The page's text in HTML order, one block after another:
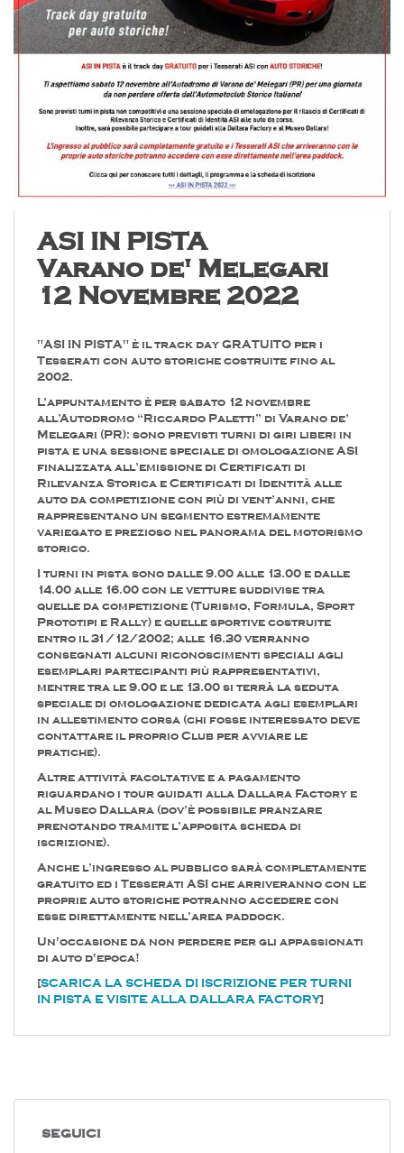
ASI IN PISTA
Varano de' Melegari
12 Novembre 2022
"ASI IN PISTA" è il track day GRATUITO per i
Tesserati con auto storiche costruite fino al
2002.
L’appuntamento è per sabato 12 novembre
all’Autodromo “Riccardo Paletti” di Varano de’
Melegari (PR): sono previsti turni di giri liberi in
pista e una sessione speciale di omologazione ASI
finalizzata all’emissione di Certificati di
Rilevanza Storica e Certificati di Identità alle
auto da competizione con più di vent’anni, che
rappresentano un segmento estremamente
variegato e prezioso nel panorama del motorismo
storico.
I turni in pista sono dalle 9.00 alle 13.00 e dalle
14.00 alle 16.00 con le vetture suddivise tra
quelle da competizione (Turismo, Formula, Sport
Prototipi e Rally) e quelle sportive costruite
entro il 31/12/2002; alle 16.30 verranno
consegnati alcuni riconoscimenti speciali agli
esemplari partecipanti più rappresentativi,
mentre tra le 9.00 e le 13.00 si terrà la seduta
speciale di omologazione dedicata agli esemplari
in allestimento corsa (chi fosse interessato deve
contattare il proprio Club per avviare le
pratiche).
Altre attività facoltative e a pagamento
riguardano i tour guidati alla Dallara Factory e
al Museo Dallara (dov’è possibile pranzare
prenotando tramite l’apposita scheda di
iscrizione).
Anche l’ingresso al pubblico sarà completamente
gratuito ed i Tesserati ASI che arriveranno con le
proprie auto storiche potranno accedere con
esse direttamente nell’area paddock.
Un'occasione da non perdere per gli appassionati
di auto d'epoca!
[SCARICA LA SCHEDA DI ISCRIZIONE PER TURNI
IN PISTA E VISITE ALLA DALLARA FACTORY]
SEGUICI